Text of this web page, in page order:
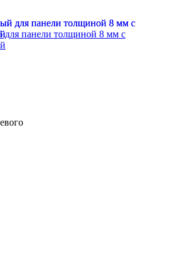
панели толщиной 8 мм с